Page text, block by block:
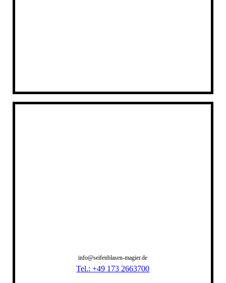
info@seifenblasen-magier.de
Tel.: +49 173 2663700